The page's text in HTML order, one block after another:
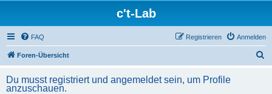
c't-Lab
FAQ Anmelden
Registrieren
Foren-Übersicht
Du musst registriert und angemeldet sein, um Profile
anzuschauen.